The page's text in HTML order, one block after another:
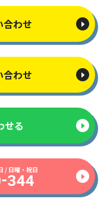
合わせ
合わせ
せる
/ 日曜・祝日